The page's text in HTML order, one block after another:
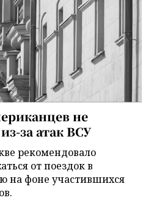
не
за атак ВСУ
рекомендовало
от поездок в
на фоне участившихся